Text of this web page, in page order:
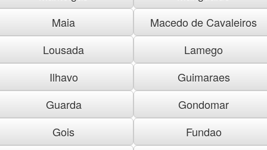
Maia
Macedo de Cavaleiros
Lousada
Lamego
Ilhavo
Guimaraes
Guarda
Gondomar
Gois
Fundao